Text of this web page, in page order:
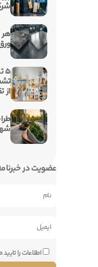
هر
از
عضویت در
اطلاعات را